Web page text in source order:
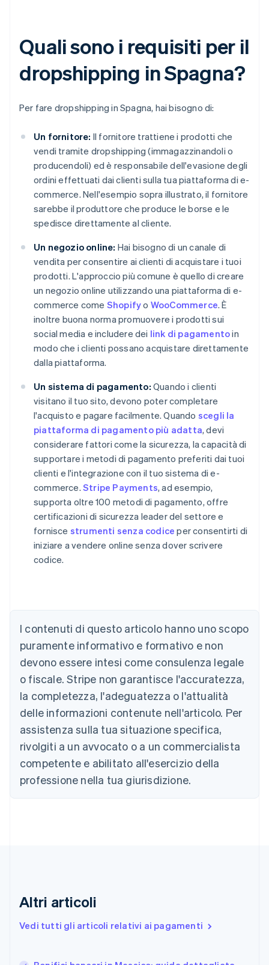
Quali sono i requisiti per il
dropshipping in Spagna?
Per fare dropshipping in Spagna, hai bisogno di:
Un fornitore: Il fornitore trattiene i prodotti che
vendi tramite dropshipping (immagazzinandoli o
producendoli) ed è responsabile dell'evasione degli
ordini effettuati dai clienti sulla tua piattaforma di e-
commerce. Nell'esempio sopra illustrato, il fornitore
sarebbe il produttore che produce le borse e le
spedisce direttamente al cliente.
Un negozio online: Hai bisogno di un canale di
vendita per consentire ai clienti di acquistare i tuoi
prodotti. L'approccio più comune è quello di creare
un negozio online utilizzando una piattaforma di e-
commerce come Shopifyo WooCommerce. È
inoltre buona norma promuovere i prodotti sui
social media e includere dei link di pagamentoin
modo che i clienti possano acquistare direttamente
dalla piattaforma.
Un sistema di pagamento: Quando i clienti
visitano il tuo sito, devono poter completare
l'acquisto e pagare facilmente. Quando scegli la
piattaforma di pagamento più adatta, devi
considerare fattori come la sicurezza, la capacità di
supportare i metodi di pagamento preferiti dai tuoi
clienti e l'integrazione con il tuo sistema di e-
commerce. Stripe Payments, ad esempio,
supporta oltre 100 metodi di pagamento, offre
certificazioni di sicurezza leader del settore e
fornisce strumenti senza codice per consentirti di
iniziare a vendere online senza dover scrivere
codice.
I contenuti di questo articolo hanno uno scopo
puramente informativo e formativo e non
devono essere intesi come consulenza legale
o fiscale. Stripe non garantisce l'accuratezza,
la completezza, l'adeguatezza o l'attualità
delle informazioni contenute nell'articolo. Per
assistenza sulla tua situazione specifica,
rivolgiti a un avvocato o a un commercialista
competente e abilitato all'esercizio della
professione nella tua giurisdizione.
Altri articoli
Vedi tutti gli articoli relativi ai pagamenti
English
Austria
Deutsch English
Belgio
NederlandsFrançaisDeutschEnglish
PortuguêsEnglish
Bulgaria
English
Canada
English Français
Cina continentale
Cipro
English
English Svenska
FrançaisEnglish